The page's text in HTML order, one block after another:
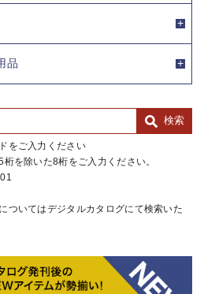
品
をご入力ください
を除いた8桁をご入力ください。
ついてはデジタルカタログにて検索いた